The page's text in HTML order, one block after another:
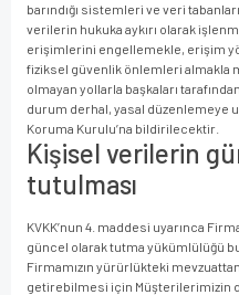
barındığı sistemleri ve veri
verilerin hukuka aykırı olarak
erişimlerini engellemekle, erişim
fiziksel güvenlik önlemleri almakla
olmayan yollarla başkaları
durum derhal, yasal düzenlemeye
Koruma Kurulu’na bildirilecektir.
Kişisel verilerin
tutulması
KVKK’nun 4. maddesi uyarınca
güncel olarak tutma yükümlülüğü
Firmamızın yürürlükteki
getirebilmesi için Müşterilerimizin